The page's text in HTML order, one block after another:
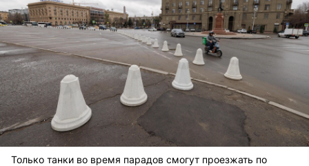
Только танки во время парадов смогут проезжать по